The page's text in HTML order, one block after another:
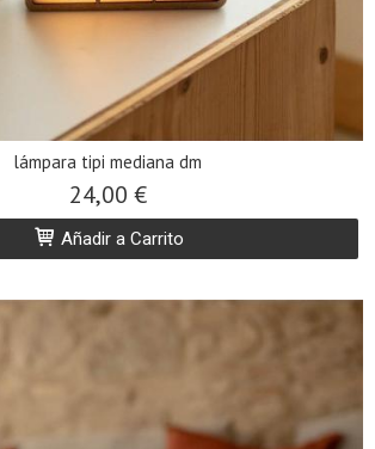
lámpara tipi mediana dm
24,00 €
Añadir a Carrito